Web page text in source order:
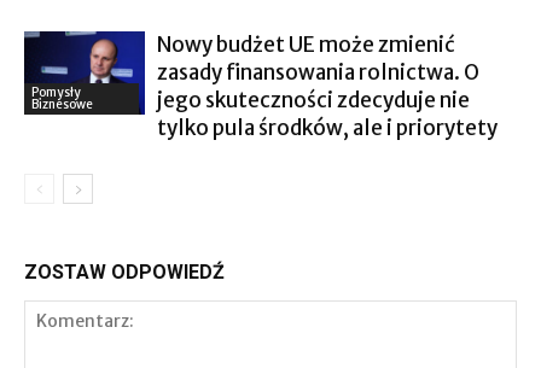
Pomysły
Biznesowe
Nowy budżet UE może zmienić
zasady finansowania rolnictwa. O
jego skuteczności zdecyduje nie
tylko pula środków, ale i priorytety
ZOSTAW ODPOWIEDŹ